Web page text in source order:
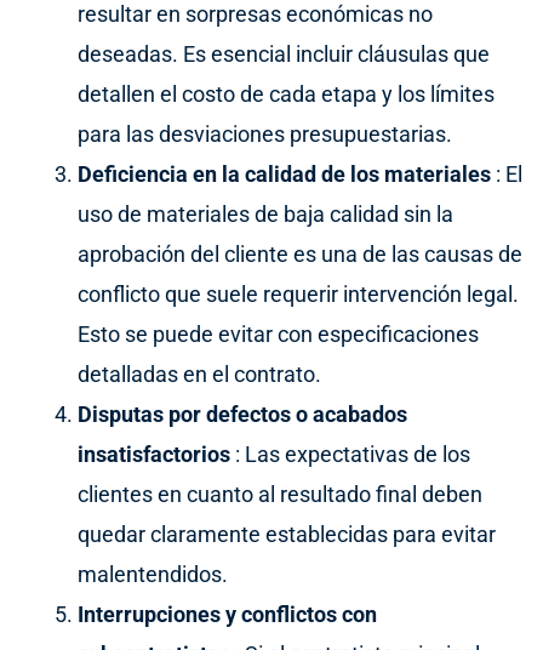
resultar en sorpresas económicas no
deseadas. Es esencial incluir cláusulas que
detallen el costo de cada etapa y los límites
para las desviaciones presupuestarias.
Deficiencia en la calidad de los materiales : El
uso de materiales de baja calidad sin la
aprobación del cliente es una de las causas de
conflicto que suele requerir intervención legal.
Esto se puede evitar con especificaciones
detalladas en el contrato.
Disputas por defectos o acabados
insatisfactorios : Las expectativas de los
clientes en cuanto al resultado final deben
quedar claramente establecidas para evitar
malentendidos.
Interrupciones y conflictos con